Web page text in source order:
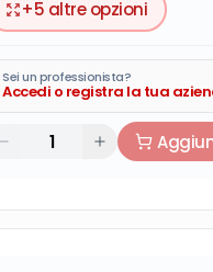
+5 altre opzioni
Sei un professionista?
Accedi o registra la tua